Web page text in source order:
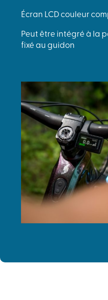
Écran LCD couleur
Peut être intégré à la
fixé au guidon